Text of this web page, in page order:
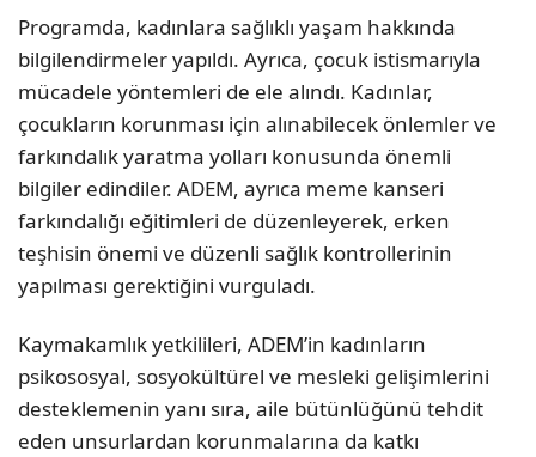
Programda, kadınlara sağlıklı yaşam hakkında
bilgilendirmeler yapıldı. Ayrıca, çocuk istismarıyla
mücadele yöntemleri de ele alındı. Kadınlar,
çocukların korunması için alınabilecek önlemler ve
farkındalık yaratma yolları konusunda önemli
bilgiler edindiler. ADEM, ayrıca meme kanseri
farkındalığı eğitimleri de düzenleyerek, erken
teşhisin önemi ve düzenli sağlık kontrollerinin
yapılması gerektiğini vurguladı.
Kaymakamlık yetkilileri, ADEM’in kadınların
psikososyal, sosyokültürel ve mesleki gelişimlerini
desteklemenin yanı sıra, aile bütünlüğünü tehdit
eden unsurlardan korunmalarına da katkı